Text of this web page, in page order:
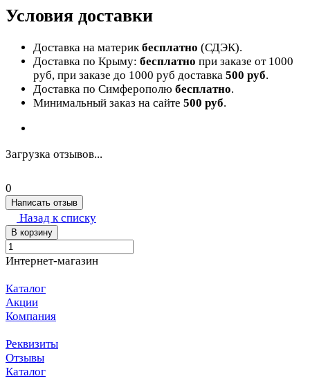
Условия доставки
Доставка на материкбесплатно (СДЭК).
Доставка по Крыму: бесплатно при заказе от 1000
руб, при заказе до 1000 руб доставка 500 руб.
Доставка по Симферополю бесплатно.
Минимальный заказ на сайте 500 руб.
Загрузка отзывов...
0
Написать отзыв
Назад к списку
В корзину
Интернет-магазин
Каталог
Акции
Компания
Реквизиты
Отзывы
Каталог